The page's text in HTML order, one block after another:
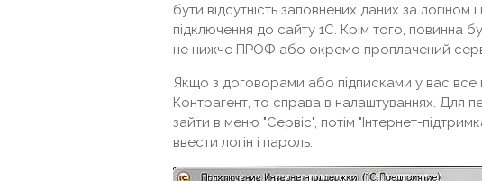
бути відсутність заповнених даних за
підключення до сайту 1С. Крім того, повинна
не нижче ПРОФ або окремо проплачений
Якщо з договорами або підписками у вас все
Контрагент, то справа в налаштуваннях. Для
зайти в меню "Сервіс", потім "Інтернет-
ввести логін і пароль: